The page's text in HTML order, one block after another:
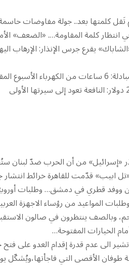
تَقل كلمتها بعد.. جولة مفاوضات
انتظار كلمة المقاومة…. «الضعف»
يقرع جرس الإنذار: الإرهاب
… الفيول الجزائري معروض للمبادلة: 6
«إسرائيل» من أن الحرب ضدّ
ابيب» قدّمت للقاهرة خرائط
المواعيد من رؤساء الاجهزة
وبالصف ينتظرون في صالون
الخيارات المفتوحة…
الى عدم قدرة إقدام العدو على
طوفان الأقصى التي فاجأتها،ويُشكّل